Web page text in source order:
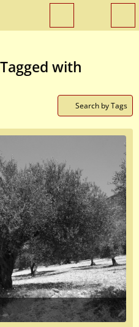
with
Search by Tags